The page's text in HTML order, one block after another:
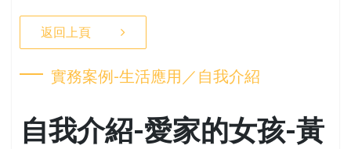
返回上頁
實務案例-生活應用／自我介紹
自我介紹-愛家的女孩-黃